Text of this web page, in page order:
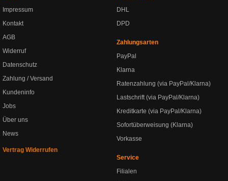
Impressum
Kontakt
AGB
Widerruf
Datenschutz
Zahlung / Versand
Kundeninfo
Jobs
Über uns
News
Vertrag Widerrufen
DHL
DPD
Zahlungsarten
PayPal
Klarna
Ratenzahlung (via PayPal/Klarna)
Lastschrift (via PayPal/Klarna)
Kreditkarte (via PayPal/Klarna)
Sofortüberweisung (Klarna)
Vorkasse
Service
Filialen